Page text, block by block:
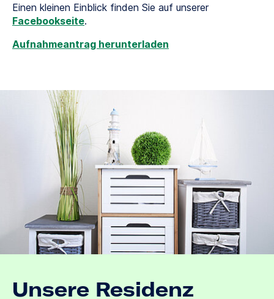
Einen kleinen Einblick finden Sie auf unserer
Facebookseite.
Aufnahmeantrag herunterladen
Unsere Residenz